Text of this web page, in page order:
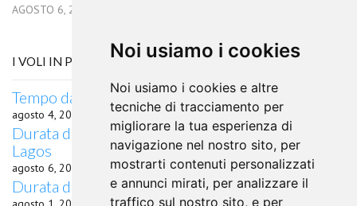
Noi usiamo i cookies
Noi usiamo i cookies e altre
tecniche di tracciamento per
migliorare la tua esperienza di
navigazione nel nostro sito, per
mostrarti contenuti personalizzati
e annunci mirati, per analizzare il
traffico sul nostro sito, e per
AGOSTO 6, 2026
I VOLI IN PARTENZA DA LIPETSK
Tempo da Lipetsk a Heringsdorf in aereo
agosto 4, 2026
Durata del volo quanto dura il volo da Lipetsk per
Lagos
agosto 6, 2026
Durata del volo da Lipetsk per Kolkata